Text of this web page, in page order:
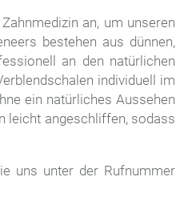
an, um unseren
bestehen aus dünnen,
an den natürlichen
individuell im
ein natürliches Aussehen
leicht angeschliffen, sodass
uns unter der Rufnummer